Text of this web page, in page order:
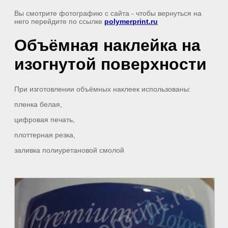
Вы смотрите фотографию с сайта - чтобы вернуться на
него перейдите по ссылке polymerprint.ru
Объёмная наклейка на
изогнутой поверхности
При изготовлении объёмных наклеек использованы:
пленка белая,
цифровая печать,
плоттерная резка,
заливка полиуретановой смолой